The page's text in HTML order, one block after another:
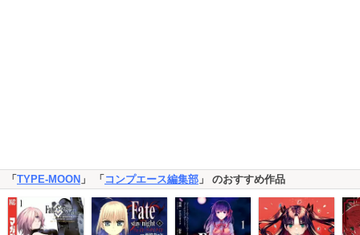
「 TYPE-MOON 」 「 コンプエース編集部 」 のおすすめ作品